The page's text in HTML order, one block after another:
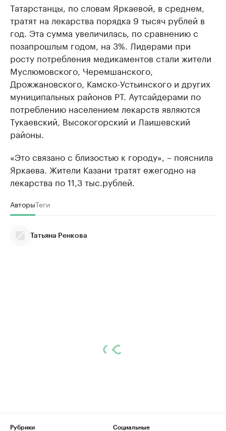
Татарстанцы, по словам Яркаевой, в среднем,
тратят на лекарства порядка 9 тысяч рублей в
год. Эта сумма увеличилась, по сравнению с
позапрошлым годом, на 3%. Лидерами при
росту потребления медикаментов стали жители
Муслюмовского, Черемшанского,
Дрожжановского, Камско-Устьинского и других
муниципальных районов РТ. Аутсайдерами по
потреблению населением лекарств являются
Тукаевский, Высокогорский и Лаишевский
районы.
«Это связано с близостью к городу», – пояснила
Яркаева. Жители Казани тратят ежегодно на
лекарства по 11,3 тыс.рублей.
АвторыТеги
Татьяна Ренкова
Рубрики
Социальные